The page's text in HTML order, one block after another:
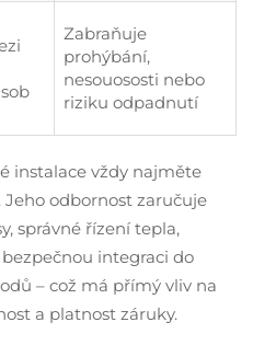
Zabraňuje
prohýbání,
nesouososti nebo
riziku odpadnutí
instalace vždy najměte
odbornost zaručuje
správné řízení tepla,
integraci do
– což má přímý vliv na
a platnost záruky.